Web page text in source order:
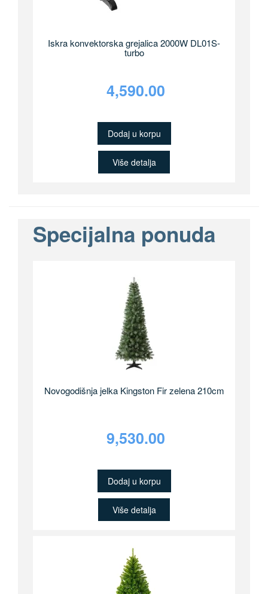
Iskra konvektorska grejalica 2000W DL01S-
turbo
4,590.00
Dodaj u korpu
Više detalja
Specijalna ponuda
Novogodišnja jelka Kingston Fir zelena 210cm
9,530.00
Dodaj u korpu
Više detalja